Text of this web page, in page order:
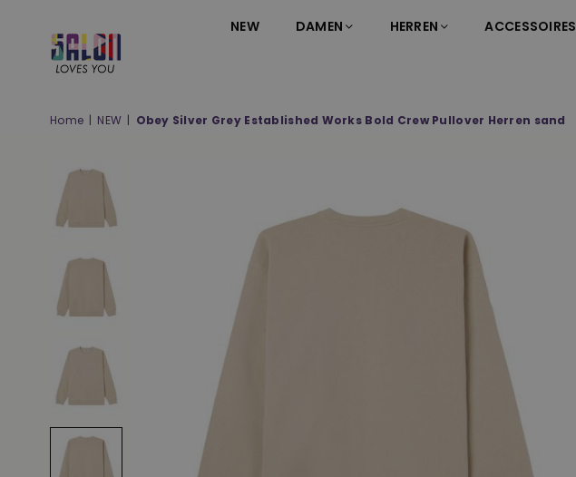
YOU
NEW DAMEN HERREN ACCESSOIRES
Home | NEW | Obey Silver Grey Established Works Bold Crew Pullover Herren sand